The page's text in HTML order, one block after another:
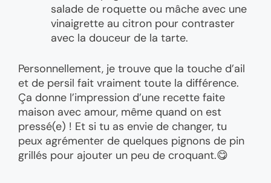
salade de roquette ou mâche avec une
vinaigrette au citron pour contraster
avec la douceur de la tarte.
Personnellement, je trouve que la touche d’ail
et de persil fait vraiment toute la différence.
Ça donne l’impression d’une recette faite
maison avec amour, même quand on est
pressé(e) ! Et si tu as envie de changer, tu
peux agrémenter de quelques pignons de pin
grillés pour ajouter un peu de croquant.😋